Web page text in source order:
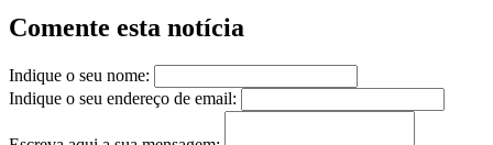
Comente esta notícia
Indique o seu nome:
Indique o seu endereço de email: